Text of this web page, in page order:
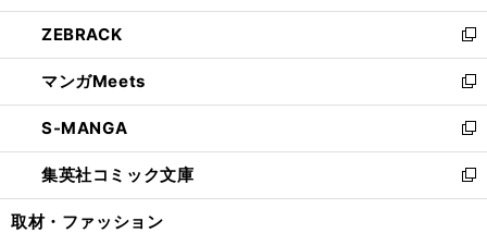
開
く
ウ
で
開
く
ン
ド
ウ
で
開
く
ウ
ィ
ン
ド
ウ
で
開
く
し
い
ウ
ィ
ン
ド
ウ
で
開
ZEBRACK
新
し
い
ウ
ィ
ン
ド
ウ
マンガMeets
新
し
い
ウ
ィ
ン
S-MANGA
新
し
い
ウ
集英社コミック文庫
新
し
取材・ファッション